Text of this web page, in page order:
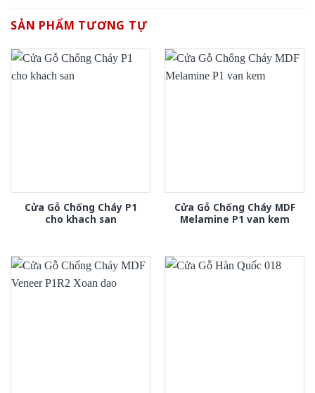
SẢN PHẨM TƯƠNG TỰ
Cửa Gỗ Chống Cháy P1
cho khach san
Cửa Gỗ Chống Cháy MDF
Melamine P1 van kem